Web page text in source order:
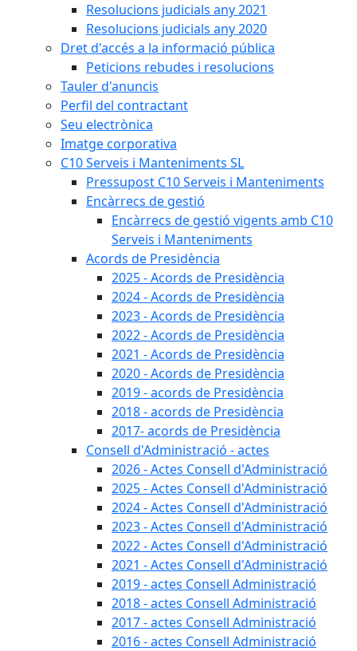
Resolucions judicials any 2021
Resolucions judicials any 2020
Dret d'accés a la informació pública
Peticions rebudes i resolucions
Tauler d'anuncis
Perfil del contractant
Seu electrònica
Imatge corporativa
C10 Serveis i Manteniments SL
Pressupost C10 Serveis i Manteniments
Encàrrecs de gestió
Encàrrecs de gestió vigents amb C10
Serveis i Manteniments
Acords de Presidència
2025 - Acords de Presidència
2024 - Acords de Presidència
2023 - Acords de Presidència
2022 - Acords de Presidència
2021 - Acords de Presidència
2020 - Acords de Presidència
2019 - acords de Presidència
2018 - acords de Presidència
2017- acords de Presidència
Consell d'Administració - actes
2026 - Actes Consell d'Administració
2025 - Actes Consell d'Administració
2024 - Actes Consell d'Administració
2023 - Actes Consell d'Administració
2022 - Actes Consell d'Administració
2021 - Actes Consell d'Administració
2019 - actes Consell Administració
2018 - actes Consell Administració
2017 - actes Consell Administració
2016 - actes Consell Administració